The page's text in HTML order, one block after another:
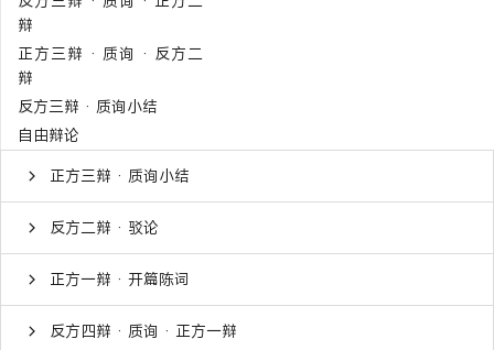
辩
正方三辩 · 质询 · 反方二
辩
反方三辩 · 质询小结
自由辩论
正方三辩 · 质询小结
反方二辩 · 驳论
正方一辩 · 开篇陈词
反方四辩 · 质询 · 正方一辩